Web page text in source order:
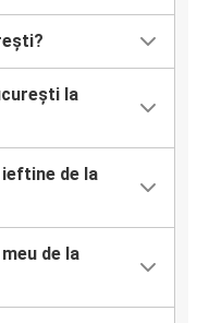
la
de la
de la